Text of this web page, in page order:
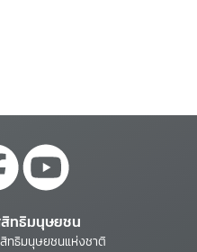
ทธิมนุษยชน
ทธิมนุษยชนแห่งชาติ